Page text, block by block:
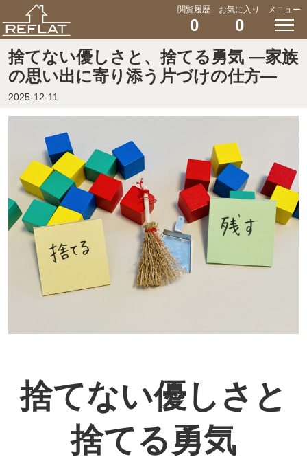
閲覧履歴
0
お気に入り
0
メニュー
捨てない優しさと、捨てる勇気 ―家族
の思い出に寄り添う片づけの仕方―
2025-12-11
捨てない優しさと
捨てる勇気